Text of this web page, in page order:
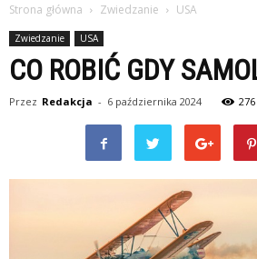
Strona główna Zwiedzanie USA
Zwiedzanie USA
CO ROBIĆ GDY
Przez Redakcja - 6 października 2024 276